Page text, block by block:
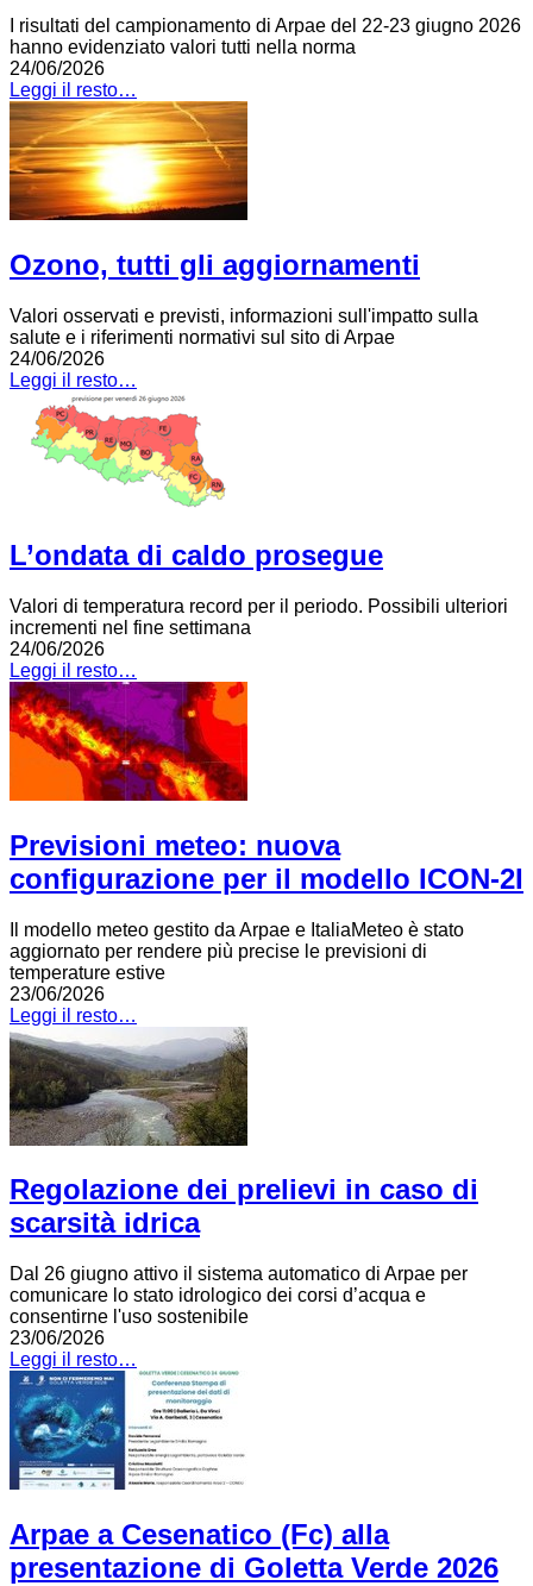
I risultati del campionamento di Arpae del 22-23 giugno 2026
hanno evidenziato valori tutti nella norma
24/06/2026
Leggi il resto…
Ozono, tutti gli aggiornamenti
Valori osservati e previsti, informazioni sull'impatto sulla
salute e i riferimenti normativi sul sito di Arpae
24/06/2026
Leggi il resto…
L’ondata di caldo prosegue
Valori di temperatura record per il periodo. Possibili ulteriori
incrementi nel fine settimana
24/06/2026
Leggi il resto…
Previsioni meteo: nuova
configurazione per il modello ICON-2I
Il modello meteo gestito da Arpae e ItaliaMeteo è stato
aggiornato per rendere più precise le previsioni di
temperature estive
23/06/2026
Leggi il resto…
Regolazione dei prelievi in caso di
scarsità idrica
Dal 26 giugno attivo il sistema automatico di Arpae per
comunicare lo stato idrologico dei corsi d’acqua e
consentirne l'uso sostenibile
23/06/2026
Leggi il resto…
Arpae a Cesenatico (Fc) alla
presentazione di Goletta Verde 2026